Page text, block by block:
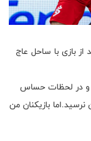
بازی با ساحل عاج
و در لحظات حساس
بازیکنان من